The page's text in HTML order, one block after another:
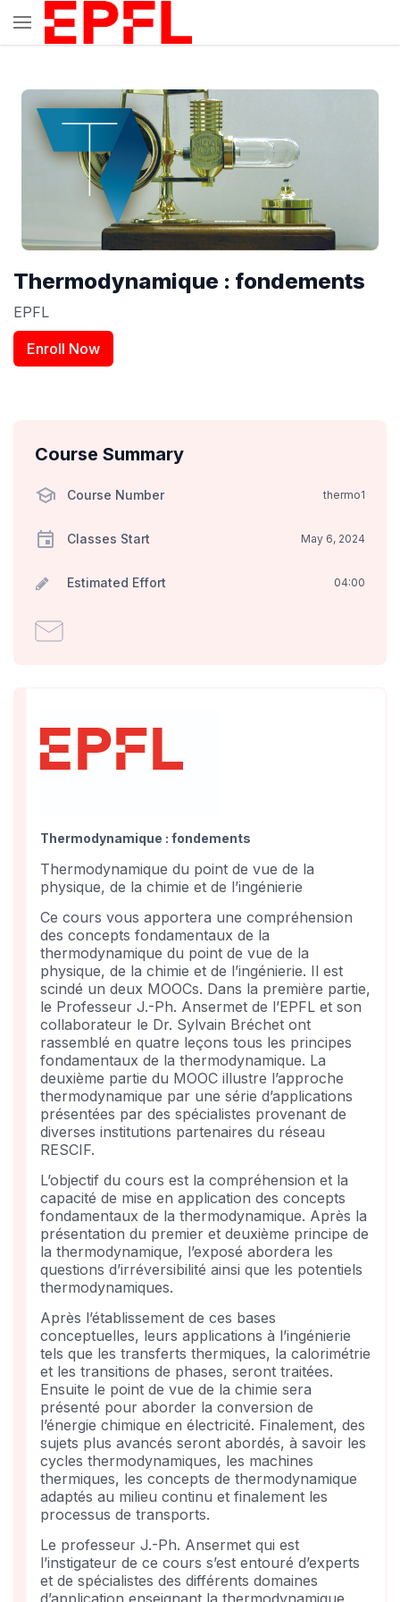
Thermodynamique : fondements
EPFL
Enroll Now
Thermodynamique : fondements
Thermodynamique du point de vue de la
physique, de la chimie et de l’ingénierie
Ce cours vous apportera une compréhension
des concepts fondamentaux de la
thermodynamique du point de vue de la
physique, de la chimie et de l’ingénierie. Il est
scindé un deux MOOCs. Dans la première partie,
le Professeur J.-Ph. Ansermet de l’EPFL et son
collaborateur le Dr. Sylvain Bréchet ont
rassemblé en quatre leçons tous les principes
fondamentaux de la thermodynamique. La
deuxième partie du MOOC illustre l’approche
thermodynamique par une série d’applications
présentées par des spécialistes provenant de
diverses institutions partenaires du réseau
RESCIF.
L’objectif du cours est la compréhension et la
capacité de mise en application des concepts
fondamentaux de la thermodynamique. Après la
présentation du premier et deuxième principe de
la thermodynamique, l’exposé abordera les
questions d’irréversibilité ainsi que les potentiels
thermodynamiques.
Après l’établissement de ces bases
conceptuelles, leurs applications à l’ingénierie
tels que les transferts thermiques, la calorimétrie
et les transitions de phases, seront traitées.
Ensuite le point de vue de la chimie sera
présenté pour aborder la conversion de
l’énergie chimique en électricité. Finalement, des
sujets plus avancés seront abordés, à savoir les
cycles thermodynamiques, les machines
thermiques, les concepts de thermodynamique
adaptés au milieu continu et finalement les
processus de transports.
Le professeur J.-Ph. Ansermet qui est
l’instigateur de ce cours s’est entouré d’experts
et de spécialistes des différents domaines
d’application enseignant la thermodynamique
Course Summary
Course Number thermo1
Classes Start May 6, 2024
Estimated Effort 04:00
Email
enrolled
in